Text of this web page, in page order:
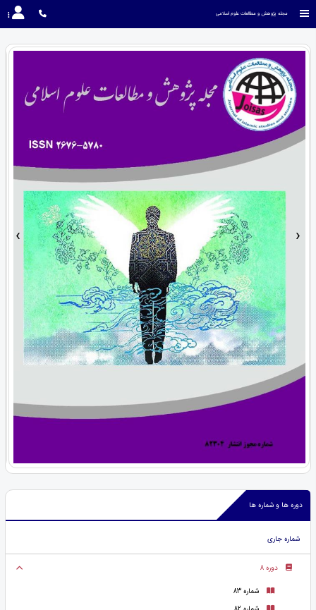
مجله پژوهش و مطالعات علوم اسلامی
› ‹
دوره ها و شماره ها
شماره جاری
دوره 8
شماره 83